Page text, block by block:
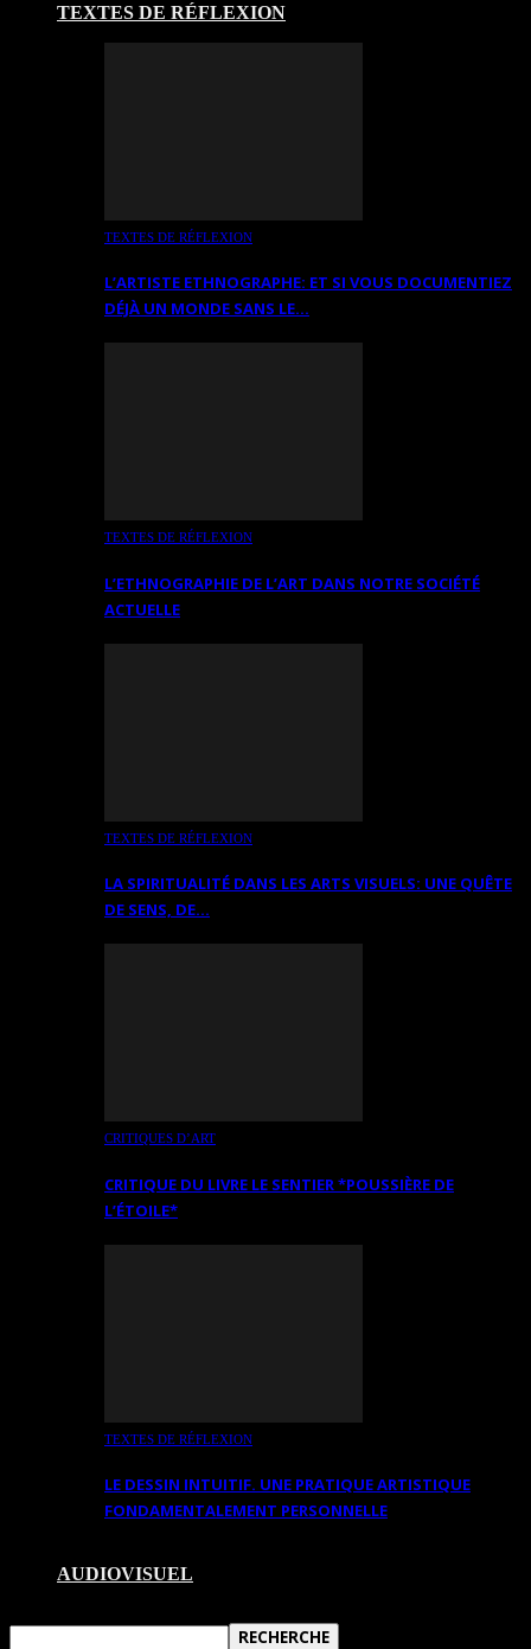
TEXTES DE RÉFLEXION
TEXTES DE RÉFLEXION
L’ARTISTE ETHNOGRAPHE: ET SI VOUS DOCUMENTIEZ
DÉJÀ UN MONDE SANS LE…
TEXTES DE RÉFLEXION
L’ETHNOGRAPHIE DE L’ART DANS NOTRE SOCIÉTÉ
ACTUELLE
TEXTES DE RÉFLEXION
LA SPIRITUALITÉ DANS LES ARTS VISUELS: UNE QUÊTE
DE SENS, DE…
CRITIQUES D’ART
CRITIQUE DU LIVRE LE SENTIER *POUSSIÈRE DE
L’ÉTOILE*
TEXTES DE RÉFLEXION
LE DESSIN INTUITIF. UNE PRATIQUE ARTISTIQUE
FONDAMENTALEMENT PERSONNELLE
AUDIOVISUEL